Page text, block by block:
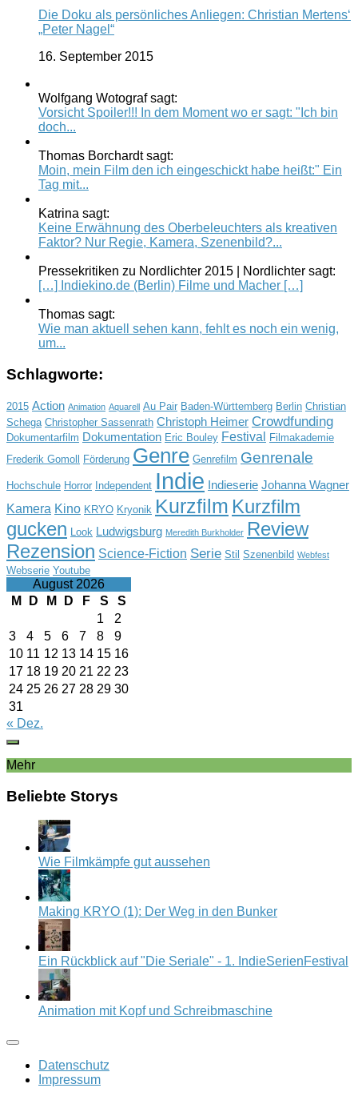
Die Doku als persönliches Anliegen: Christian Mertens‘
„Peter Nagel“
16. September 2015
Wolfgang Wotograf sagt:
Vorsicht Spoiler!!! In dem Moment wo er sagt: "Ich bin
doch...
Thomas Borchardt sagt:
Moin, mein Film den ich eingeschickt habe heißt:" Ein
Tag mit...
Katrina sagt:
Keine Erwähnung des Oberbeleuchters als kreativen
Faktor? Nur Regie, Kamera, Szenenbild?...
Pressekritiken zu Nordlichter 2015 | Nordlichter sagt:
[…] Indiekino.de (Berlin) Filme und Macher […]
Thomas sagt:
Wie man aktuell sehen kann, fehlt es noch ein wenig,
um...
Schlagworte:
2015 Action Animation Aquarell Au Pair Baden-Württemberg Berlin Christian
Schega Christopher Sassenrath Christoph Heimer Crowdfunding
Dokumentarfilm Dokumentation Eric Bouley Festival
Filmakademie
Frederik Gomoll
Förderung Genre Genrefilm Genrenale
Hochschule Horror Independent Indie Indieserie Johanna Wagner
Kamera Kino KRYO Kryonik Kurzfilm Kurzfilm
gucken
Look Ludwigsburg Meredith Burkholder Review
Rezension Science-Fiction Serie Stil Szenenbild Webfest
Webserie Youtube
August 2026
M
D M D F S
S
1
2
3
4 5 6 7 8
9
10 11 12 13 14 15 16
17 18 19 20 21 22 23
24 25 26 27 28 29 30
31
« Dez.
Mehr
Beliebte Storys
Wie Filmkämpfe gut aussehen
Making KRYO (1): Der Weg in den Bunker
Ein Rückblick auf "Die Seriale" - 1. IndieSerienFestival
Animation mit Kopf und Schreibmaschine
Datenschutz
Impressum